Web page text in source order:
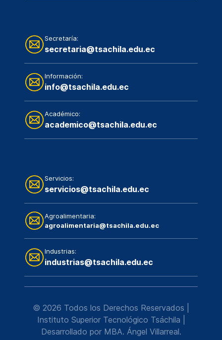
Secretaría:
secretaria@tsachila.edu.ec
Información:
info@tsachila.edu.ec
Académico:
academico@tsachila.edu.ec
Servicios:
servicios@tsachila.edu.ec
Agroalimentaria:
agroalimentaria@tsachila.edu.ec
Industrias:
industrias@tsachila.edu.ec
© 2026 Todos los Derechos Reservados |
Instituto Superior Tecnológico Tsáchila
Desarrollado por MBA. Ángel Villarreal.